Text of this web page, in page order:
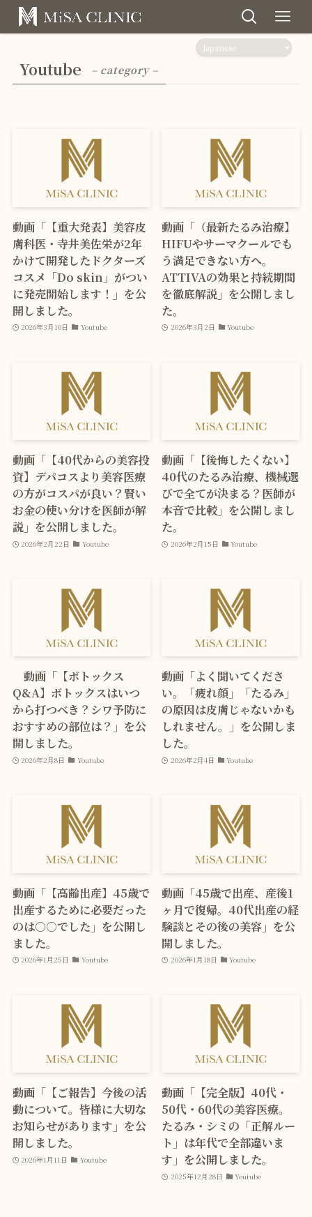
Youtube – category –
動画「【重大発表】美容皮
膚科医・寺井美佐栄が2年
かけて開発したドクターズ
コスメ「Do skin」がつい
に発売開始します！」を公
開しました。
2026年3月10日 Youtube
動画「（最新たるみ治療】
HIFUやサーマクールでも
う満足できない方へ。
ATTIVAの効果と持続期間
を徹底解説」を公開しまし
た。
2026年3月2日 Youtube
動画「【40代からの美容投
資】デパコスより美容医療
の方がコスパが良い？賢い
お金の使い分けを医師が解
説」を公開しました。
2026年2月22日 Youtube
動画「【後悔したくない】
40代のたるみ治療、機械選
びで全てが決まる？医師が
本音で比較」を公開しまし
た。
2026年2月15日 Youtube
動画「【ボトックス
Q&A】ボトックスはいつ
から打つべき？シワ予防に
おすすめの部位は？」を公
開しました。
2026年2月8日 Youtube
動画「よく聞いてくださ
い。「疲れ顔」「たるみ」
の原因は皮膚じゃないかも
しれません。」を公開しま
した。
2026年2月4日 Youtube
動画「【高齢出産】45歳で
出産するために必要だった
のは○○でした」を公開し
ました。
2026年1月25日 Youtube
動画「45歳で出産、産後1
ヶ月で復帰。40代出産の経
験談とその後の美容」を公
開しました。
2026年1月18日 Youtube
動画「【ご報告】今後の活
動について。皆様に大切な
お知らせがあります」を公
開しました。
2026年1月11日 Youtube
動画「【完全版】40代・
50代・60代の美容医療。
たるみ・シミの「正解ルー
ト」は年代で全部違いま
す」を公開しました。
2025年12月28日 Youtube